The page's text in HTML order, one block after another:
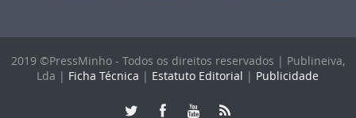
2019 ©PressMinho - Todos os direitos reservados | Publineiva,
Lda | Ficha Técnica | Estatuto Editorial | Publicidade